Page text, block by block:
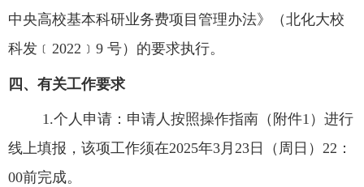
中央高校基本科研业务费项目管理办法》（北化大校
科发﹝ 2022﹞9 号）的要求执行。
四、有关工作要求
1.个人申请：申请人按照操作指南（附件1 ）进行
线上填报，该项工作须在2025年3月 23 日（周日） 22 ：
00前完成。